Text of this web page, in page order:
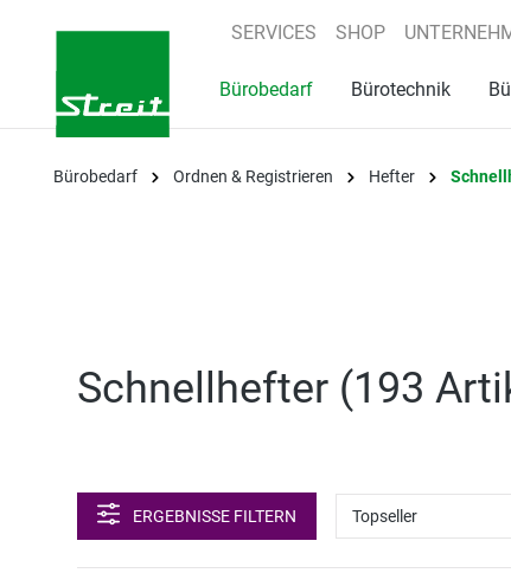
Zur Hauptnavigation springen
SERVICES SHOP
Bürobedarf Bürotechnik
Bürobedarf Ordnen & Registrieren Hefter
Schnellhefter (193
ERGEBNISSE FILTERN